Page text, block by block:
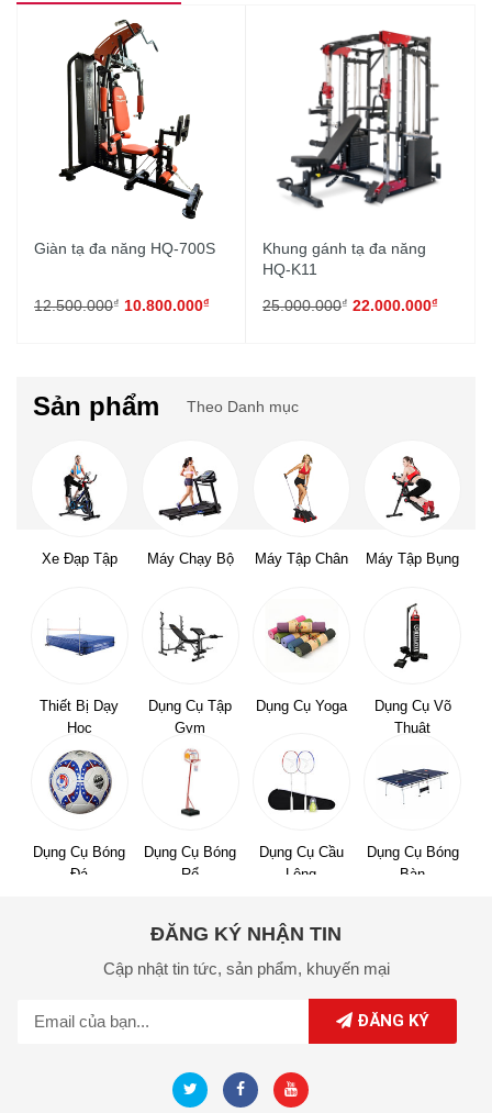
Giàn tạ đa năng HQ-700S
12.500.000₫ 10.800.000₫
Khung gánh tạ đa năng
HQ-K11
25.000.000₫ 22.000.000₫
Sản phẩm Theo Danh mục
Xe Đạp Tập Máy Chạy Bộ Máy Tập Chân Máy Tập Bụng
Thiết Bị Dạy
Học
Dụng Cụ Tập
Gym
Dụng Cụ Yoga
Dụng Cụ Võ
Thuật
Dụng Cụ Bóng
Đá
Dụng Cụ Bóng
Rổ
Dụng Cụ Cầu
Lông
Dụng Cụ Bóng
Bàn
ĐĂNG KÝ NHẬN TIN
Cập nhật tin tức, sản phẩm, khuyến mại
ĐĂNG KÝ